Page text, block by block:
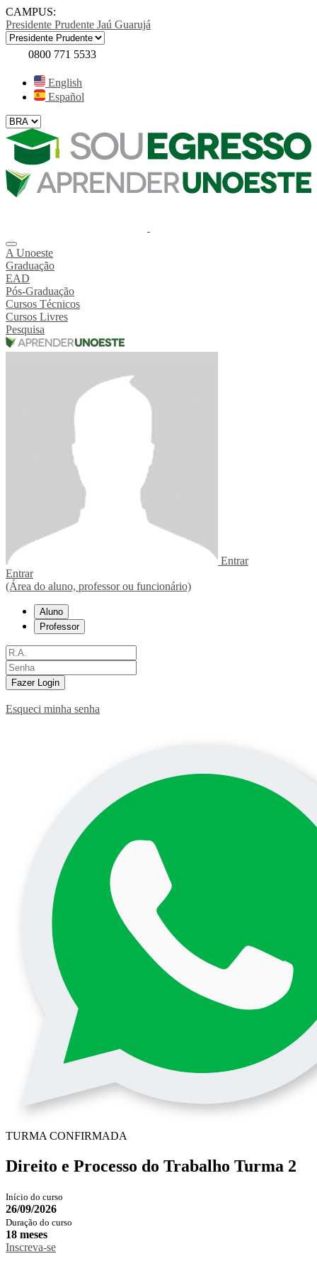
CAMPUS:
Presidente Prudente Jaú Guarujá
0800 771 5533
English
Español
A Unoeste
Graduação
EAD
Pós-Graduação
Cursos Técnicos
Cursos Livres
Pesquisa
Entrar
Entrar
(Área do aluno, professor ou funcionário)
Aluno
Professor
Fazer Login
Esqueci minha senha
TURMA CONFIRMADA
Direito e Processo do Trabalho Turma 2
Início do curso
26/09/2026
Duração do curso
18 meses
Inscreva-se